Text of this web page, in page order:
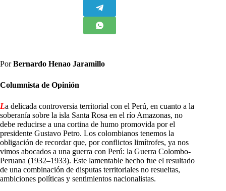
PorBernardo Henao Jaramillo
Columnista de Opinión
La delicada controversia territorial con el Perú, en cuanto a la
soberanía sobre la isla Santa Rosa en el río Amazonas, no
debe reducirse a una cortina de humo promovida por el
presidente Gustavo Petro. Los colombianos tenemos la
obligación de recordar que, por conflictos limítrofes, ya nos
vimos abocados a una guerra con Perú: la Guerra Colombo-
Peruana (1932–1933). Este lamentable hecho fue el resultado
de una combinación de disputas territoriales no resueltas,
ambiciones políticas y sentimientos nacionalistas.